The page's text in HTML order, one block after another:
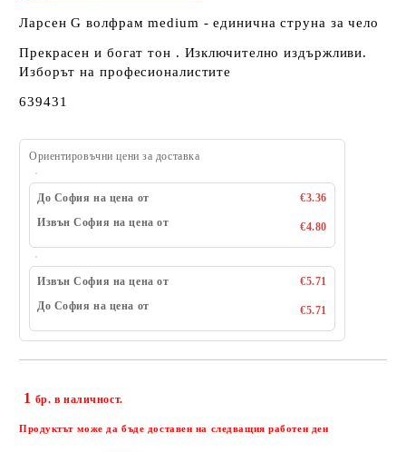
Ларсен G волфрам medium - единична струна за чело
Прекрасен и богат тон . Изключително издържливи.
Изборът на професионалистите
639431
Ориентировъчни цени за доставка
До София на цена от
€3.36
Извън София на цена от
€4.80
Извън София на цена от
€5.71
До София на цена от
€5.71
1 бр. в наличност.
Продуктът може да бъде доставен на следващия работен ден